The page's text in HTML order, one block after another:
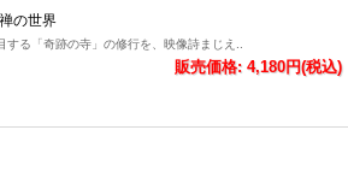
の世界
する「奇跡の寺」の修行を、映像詩まじえ..
販売価格: 4,180円(税込)